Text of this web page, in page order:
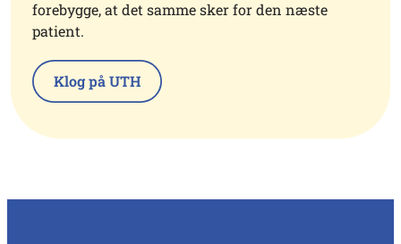
forebygge, at det samme sker for den næste
patient.
Klog på UTH